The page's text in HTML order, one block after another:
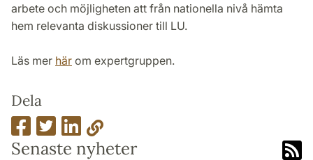
arbete och möjligheten att från nationella nivå hämta
hem relevanta diskussioner till LU.
Läs mer här om expertgruppen.
Dela
Senaste nyheter